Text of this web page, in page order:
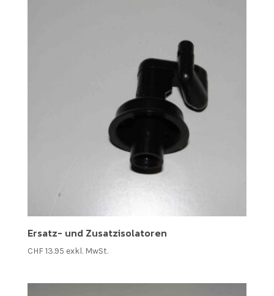
Ersatz- und Zusatzisolatoren
CHF13.95 exkl. MwSt.